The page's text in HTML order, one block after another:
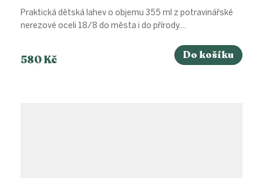
580 Kč Do košíku
Praktická dětská lahev o objemu 355 ml z potravinářské
nerezové oceli 18/8 do města i do přírody....